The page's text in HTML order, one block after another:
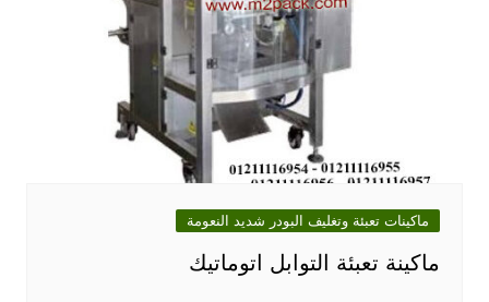
ماكينات تعبئة وتغليف البودر شديد النعومة
ماكينة تعبئة التوابل اتوماتيك